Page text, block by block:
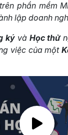
phần mềm
lập doanh
kývàHọc thử
việc của một